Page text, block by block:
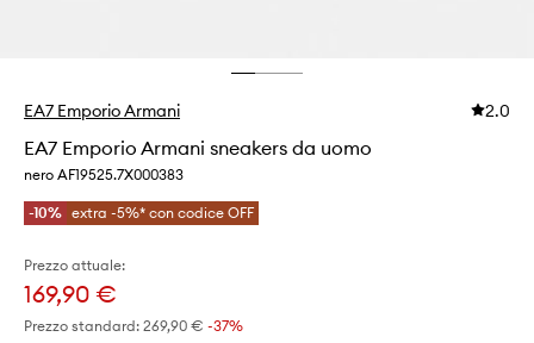
EA7 Emporio Armani 2.0
EA7 Emporio Armani sneakers da uomo
nero AF19525.7X000383
-10% extra -5%* con codice OFF
Prezzo attuale:
169,90 €
Prezzo standard: 269,90 € -37%